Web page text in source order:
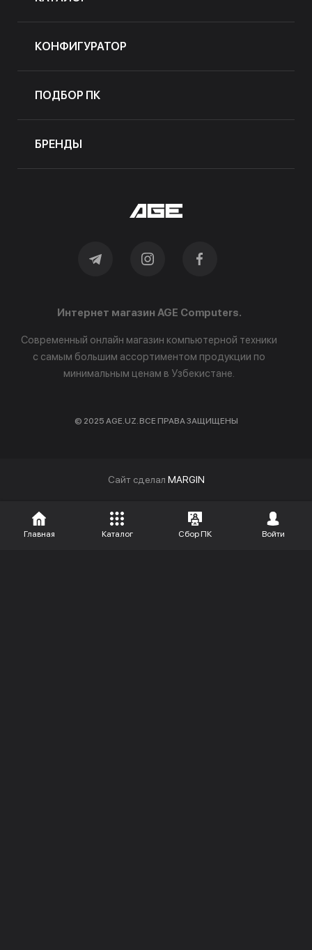
КОНФИГУРАТОР
ПОДБОР ПК
БРЕНДЫ
Интернет магазин AGE Computers.
Современный онлайн магазин компьютерной техники
с самым большим ассортиментом продукции по
минимальным ценам в Узбекистане.
© 2025 AGE.UZ. ВСЕ ПРАВА ЗАЩИЩЕНЫ
Cайт сделал MARGIN
Главная Каталог Сбор ПК Войти